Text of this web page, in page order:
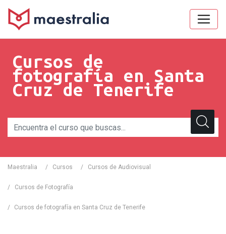
Cursos de
fotografía en Santa
Cruz de Tenerife
Maestralia / Cursos / Cursos de Audiovisual
/ Cursos de Fotografía
/ Cursos de fotografía en Santa Cruz de Tenerife